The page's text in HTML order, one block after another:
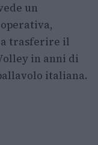
un
a trasferire il
in anni di
italiana.